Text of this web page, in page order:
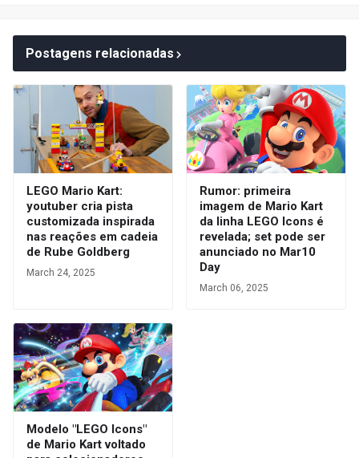
Postagens relacionadas
LEGO Mario Kart:
youtuber cria pista
customizada inspirada
nas reações em cadeia
de Rube Goldberg
March 24, 2025
Rumor: primeira
imagem de Mario Kart
da linha LEGO Icons é
revelada; set pode ser
anunciado no Mar10
Day
March 06, 2025
Modelo "LEGO Icons"
de Mario Kart voltado